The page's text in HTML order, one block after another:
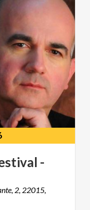
-
2, 22015,